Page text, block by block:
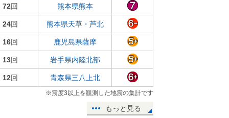
72回 熊本県熊本
24回 熊本県天草・芦北
16回 鹿児島県薩摩
13回 岩手県内陸北部
12回 青森県三八上北
※震度3以上を観測した地震の集計です
もっと見る